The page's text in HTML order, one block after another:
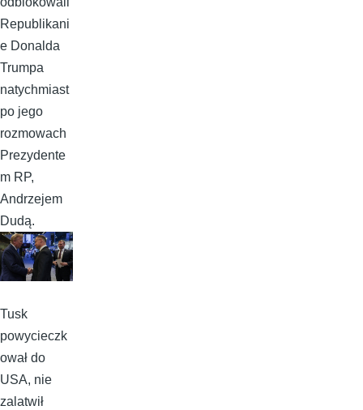
Republikani
e Donalda
Trumpa
natychmiast
po jego
rozmowach
Prezydente
m RP,
Andrzejem
Dudą.
Tusk
powycieczk
ował do
USA, nie
zalatwił